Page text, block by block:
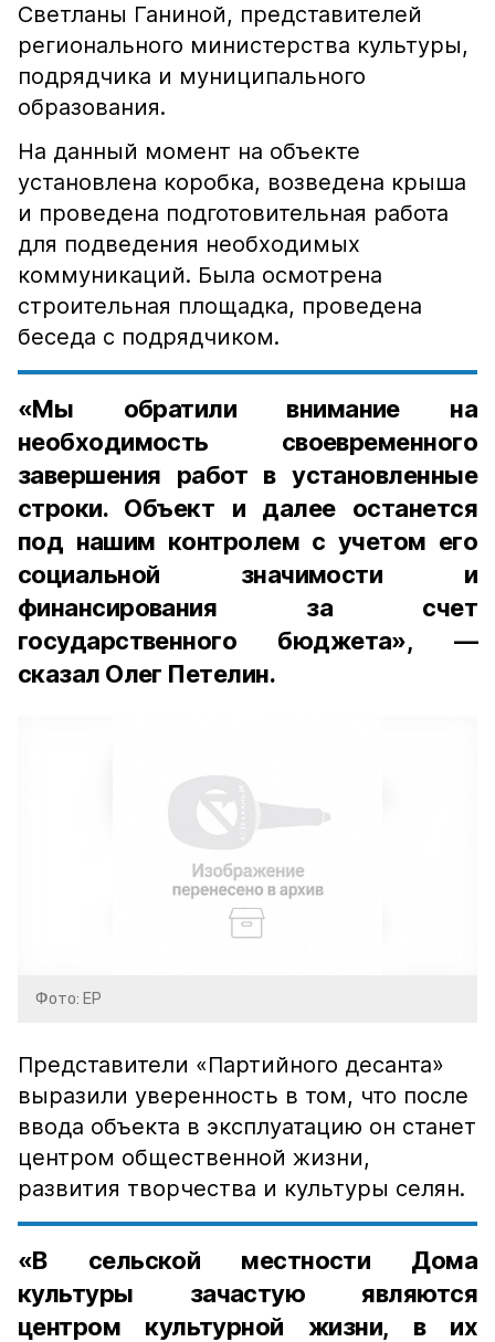
Светланы Ганиной, представителей
регионального министерства культуры,
подрядчика и муниципального
образования.
На данный момент на объекте
установлена коробка, возведена крыша
и проведена подготовительная работа
для подведения необходимых
коммуникаций. Была осмотрена
строительная площадка, проведена
беседа с подрядчиком.
«Мы обратили внимание на
необходимость своевременного
завершения работ в установленные
строки. Объект и далее останется
под нашим контролем с учетом его
социальной значимости и
финансирования за счет
государственного бюджета», —
сказал Олег Петелин.
Фото: ЕР
Представители «Партийного десанта»
выразили уверенность в том, что после
ввода объекта в эксплуатацию он станет
центром общественной жизни,
развития творчества и культуры селян.
«В сельской местности Дома
культуры зачастую являются
центром культурной жизни, в их